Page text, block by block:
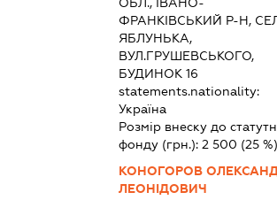
ФРАНКІВСЬКИЙ Р-Н,
ЯБЛУНЬКА,
ВУЛ.ГРУШЕВСЬКОГО,
БУДИНОК 16
statements.nationality:
Україна
Розмір внеску до
фонду (грн.): 2 500 (25 %)
КОНОГОРОВ
ЛЕОНІДОВИЧ